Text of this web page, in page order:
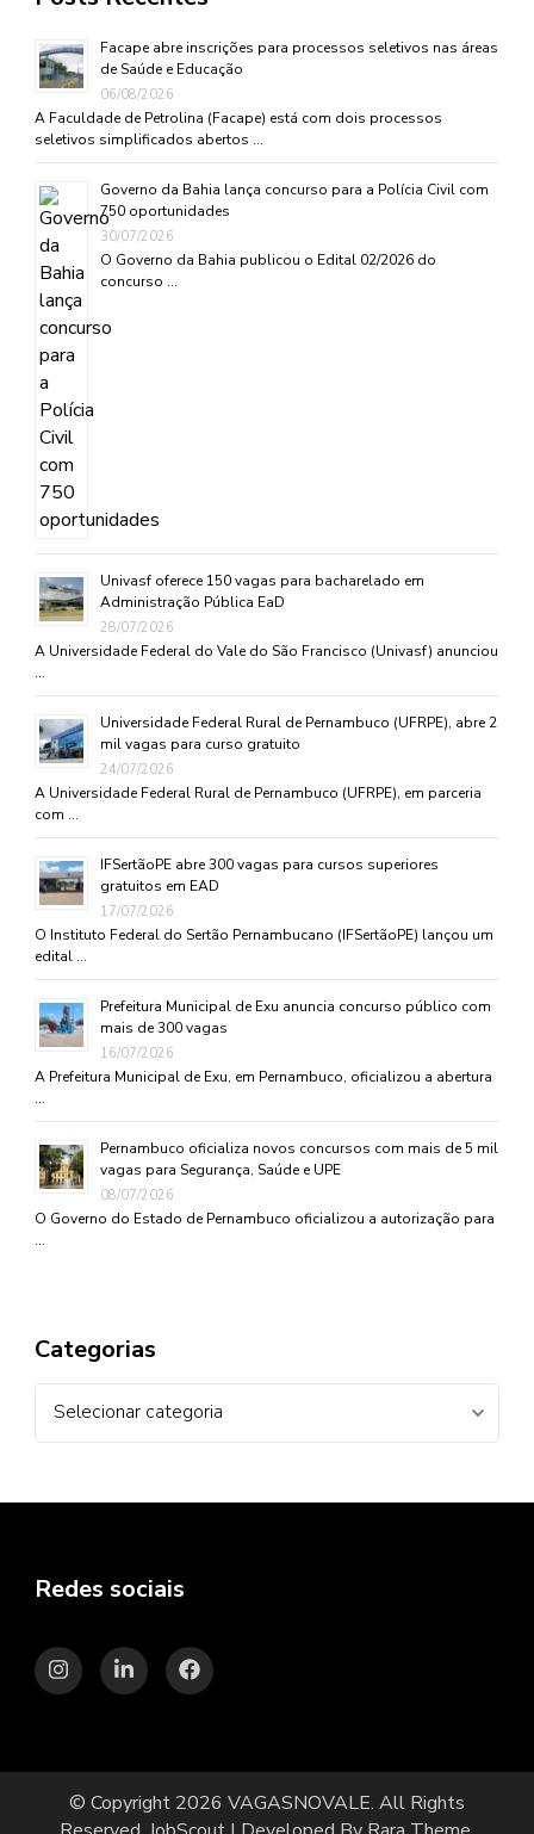
Facape abre inscrições para processos seletivos nas áreas
de Saúde e Educação
06/08/2026
A Faculdade de Petrolina (Facape) está com dois processos
seletivos simplificados abertos …
Governo da Bahia lança concurso para a Polícia Civil com
750 oportunidades
30/07/2026
O Governo da Bahia publicou o Edital 02/2026 do
concurso …
Univasf oferece 150 vagas para bacharelado em
Administração Pública EaD
28/07/2026
A Universidade Federal do Vale do São Francisco (Univasf) anunciou
…
Universidade Federal Rural de Pernambuco (UFRPE), abre 2
mil vagas para curso gratuito
24/07/2026
A Universidade Federal Rural de Pernambuco (UFRPE), em parceria
com …
IFSertãoPE abre 300 vagas para cursos superiores
gratuitos em EAD
17/07/2026
O Instituto Federal do Sertão Pernambucano (IFSertãoPE) lançou um
edital …
Prefeitura Municipal de Exu anuncia concurso público com
mais de 300 vagas
16/07/2026
A Prefeitura Municipal de Exu, em Pernambuco, oficializou a abertura
…
Pernambuco oficializa novos concursos com mais de 5 mil
vagas para Segurança, Saúde e UPE
08/07/2026
O Governo do Estado de Pernambuco oficializou a autorização para
…
Categorias
Categorias
Redes sociais
© Copyright 2026 VAGASNOVALE. All Rights